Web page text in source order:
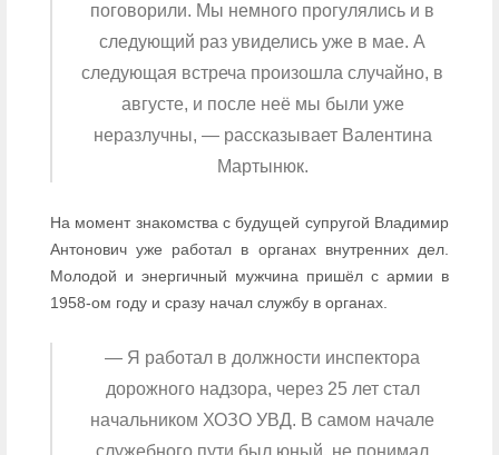
поговорили. Мы немного прогулялись и в
следующий раз увиделись уже в мае. А
следующая встреча произошла случайно, в
августе, и после неё мы были уже
неразлучны, — рассказывает Валентина
Мартынюк.
На момент знакомства с будущей супругой Владимир
Антонович уже работал в органах внутренних дел.
Молодой и энергичный мужчина пришёл с армии в
1958-ом году и сразу начал службу в органах.
— Я работал в должности инспектора
дорожного надзора, через 25 лет стал
начальником ХОЗО УВД. В самом начале